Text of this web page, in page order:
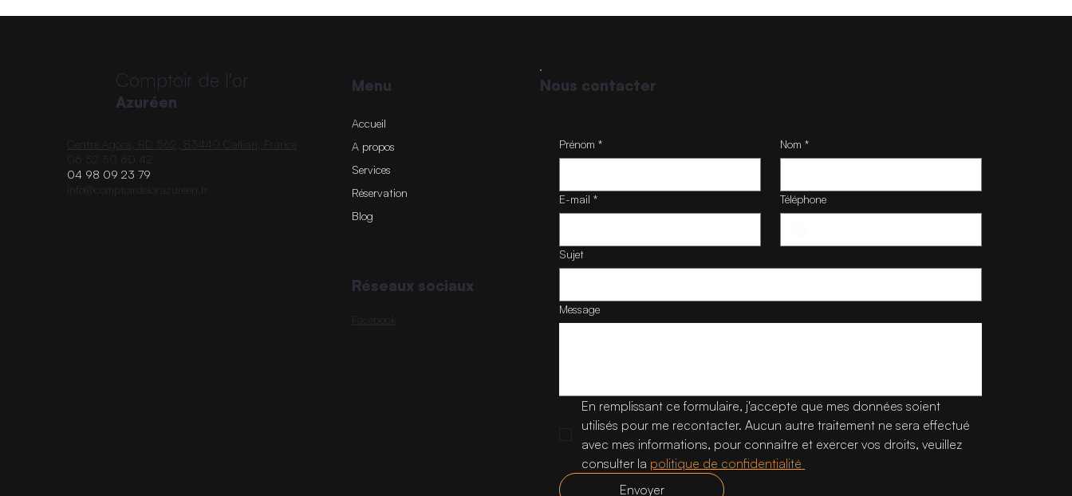
Centre Agora, RD 562, 83440 Callian, France
06 52 50 60 42
04 98 09 23 79
info@comptoirdelorazureen.fr
Comptoir de l'or
Azuréen
Facebook
Réseaux sociaux
Accueil
A propos
Services
Réservation
Blog
Menu
Prénom * Nom *
E-mail * Téléphone
Sujet
Message
En remplissant ce formulaire, j'accepte que mes données soient
utilisés pour me recontacter. Aucun autre traitement ne sera effectué
avec mes informations, pour connaitre et exercer vos droits, veuillez
consulter la
Envoyer
Nous contacter